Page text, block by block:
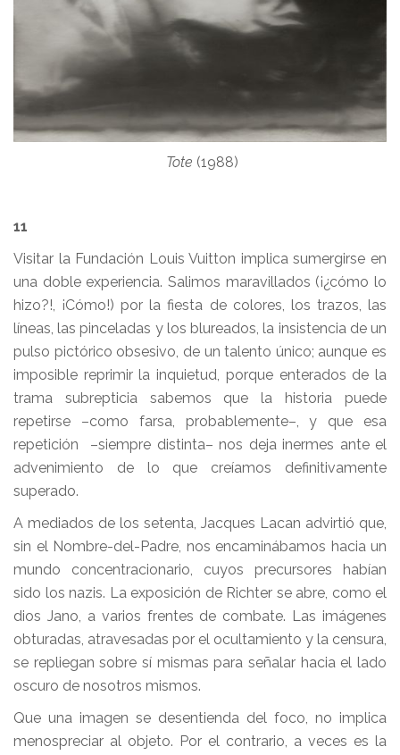
Tote (1988)
11
Visitar la Fundación Louis Vuitton implica sumergirse en
una doble experiencia. Salimos maravillados (¡¿cómo lo
hizo?!, ¡Cómo!) por la fiesta de colores, los trazos, las
líneas, las pinceladas y los blureados, la insistencia de un
pulso pictórico obsesivo, de un talento único; aunque es
imposible reprimir la inquietud, porque enterados de la
trama subrepticia sabemos que la historia puede
repetirse –como farsa, probablemente–, y que esa
repetición –siempre distinta– nos deja inermes ante el
advenimiento de lo que creíamos definitivamente
superado.
A mediados de los setenta, Jacques Lacan advirtió que,
sin el Nombre-del-Padre, nos encaminábamos hacia un
mundo concentracionario, cuyos precursores habían
sido los nazis. La exposición de Richter se abre, como el
dios Jano, a varios frentes de combate. Las imágenes
obturadas, atravesadas por el ocultamiento y la censura,
se repliegan sobre sí mismas para señalar hacia el lado
oscuro de nosotros mismos.
Que una imagen se desentienda del foco, no implica
menospreciar al objeto. Por el contrario, a veces es la